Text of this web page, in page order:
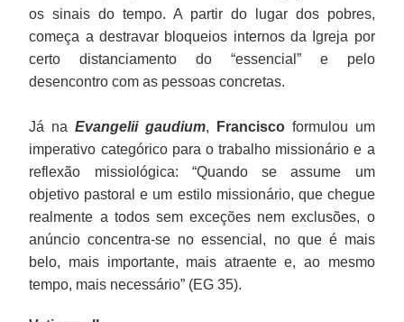
os sinais do tempo. A partir do lugar dos pobres,
começa a destravar bloqueios internos da Igreja por
certo distanciamento do “essencial” e pelo
desencontro com as pessoas concretas.
Já naEvangelii gaudium, Franciscoformulou um
imperativo categórico para o trabalho missionário e a
reflexão missiológica: “Quando se assume um
objetivo pastoral e um estilo missionário, que chegue
realmente a todos sem exceções nem exclusões, o
anúncio concentra-se no essencial, no que é mais
belo, mais importante, mais atraente e, ao mesmo
tempo, mais necessário” (EG 35).